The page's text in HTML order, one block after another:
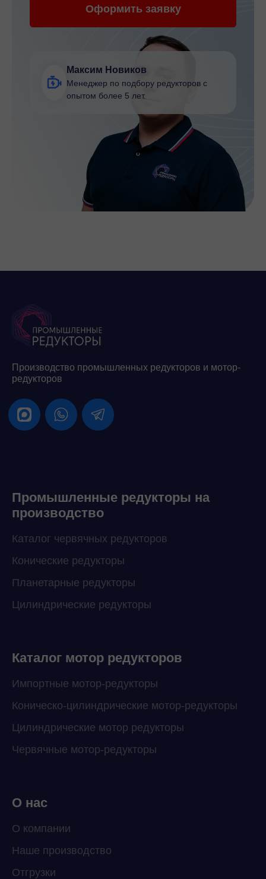
Оформить заявку
Максим Новиков
Менеджер по подбору редукторов с
опытом более 5 лет.
Производство промышленных редукторов и мотор-
редукторов
Промышленные редукторы на
производство
Каталог червячных редукторов
Конические редукторы
Планетарные редукторы
Цилиндрические редукторы
Каталог мотор редукторов
Импортные мотор-редукторы
Коническо-цилиндрические мотор-редукторы
Цилиндрические мотор редукторы
Червячные мотор-редукторы
О нас
О компании
Наше производство
Отгрузки